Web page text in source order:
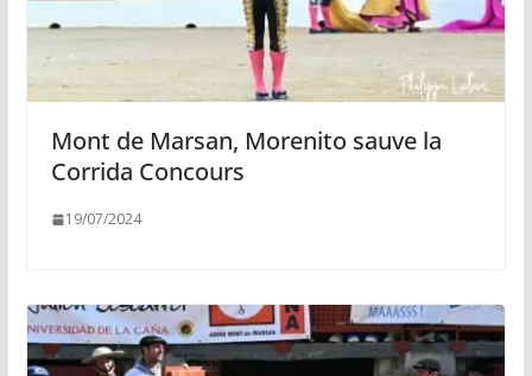
Mont de Marsan, Morenito sauve la
Corrida Concours
19/07/2024